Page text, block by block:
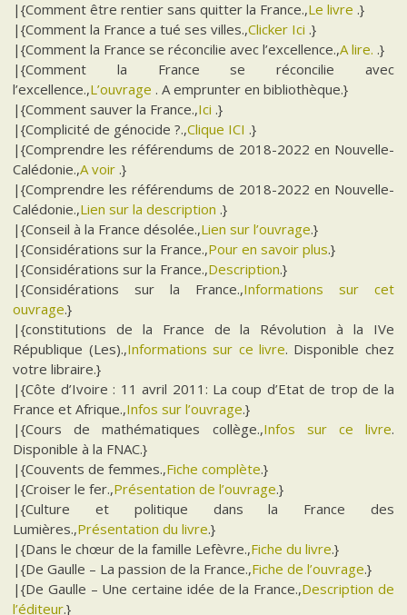
|{Comment être rentier sans quitter la France.,Le livre .}
|{Comment la France a tué ses villes.,Clicker Ici .}
|{Comment la France se réconcilie avec l’excellence.,A lire. .}
|{Comment la France se réconcilie avec
l’excellence.,L’ouvrage . A emprunter en bibliothèque.}
|{Comment sauver la France.,Ici .}
|{Complicité de génocide ?.,Clique ICI .}
|{Comprendre les référendums de 2018-2022 en Nouvelle-
Calédonie.,A voir .}
|{Comprendre les référendums de 2018-2022 en Nouvelle-
Calédonie.,Lien sur la description .}
|{Conseil à la France désolée.,Lien sur l’ouvrage.}
|{Considérations sur la France.,Pour en savoir plus.}
|{Considérations sur la France.,Description.}
|{Considérations sur la France.,Informations sur cet
ouvrage.}
|{constitutions de la France de la Révolution à la IVe
République (Les).,Informations sur ce livre. Disponible chez
votre libraire.}
|{Côte d’Ivoire : 11 avril 2011: La coup d’Etat de trop de la
France et Afrique.,Infos sur l’ouvrage.}
|{Cours de mathématiques collège.,Infos sur ce livre.
Disponible à la FNAC.}
|{Couvents de femmes.,Fiche complète.}
|{Croiser le fer.,Présentation de l’ouvrage.}
|{Culture et politique dans la France des
Lumières.,Présentation du livre.}
|{Dans le chœur de la famille Lefèvre.,Fiche du livre.}
|{De Gaulle – La passion de la France.,Fiche de l’ouvrage.}
|{De Gaulle – Une certaine idée de la France.,Description de
l’éditeur.}